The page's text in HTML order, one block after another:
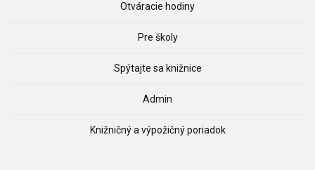
Otváracie hodiny
Pre školy
Spýtajte sa knižnice
Admin
Knižničný a výpožičný poriadok